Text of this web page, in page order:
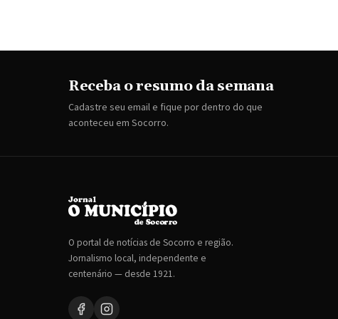
Receba o resumo da semana
Cadastre seu email e fique por dentro do que
aconteceu em Socorro.
O portal de notícias de Socorro e região.
Jornalismo local, independente e
centenário — desde 1921.